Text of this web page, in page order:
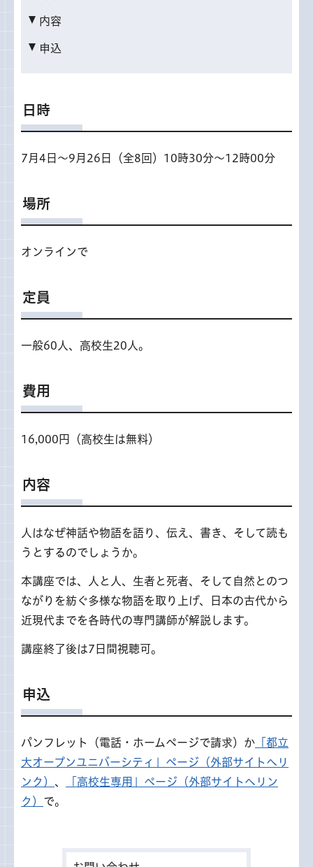
内容
申込
日時
7月4日～9月26日（全8回）10時30分～12時00分
場所
オンラインで
定員
一般60人、高校生20人。
費用
16,000円（高校生は無料）
内容
人はなぜ神話や物語を語り、伝え、書き、そして読も
うとするのでしょうか。
本講座では、人と人、生者と死者、そして自然とのつ
ながりを紡ぐ多様な物語を取り上げ、日本の古代から
近現代までを各時代の専門講師が解説します。
講座終了後は7日間視聴可。
申込
パンフレット（電話・ホームページで請求）か 「都立
大オープンユニバーシティ」ページ（外部サイトへリ
ンク） 、
「高校生専用」ページ（外部サイトへリン
ク） で。